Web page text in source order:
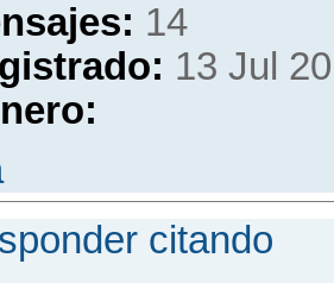
14
13 Jul
citando